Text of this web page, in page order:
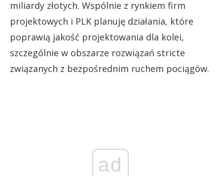
miliardy złotych. Wspólnie z rynkiem firm
projektowych i PLK planuję działania, które
poprawią jakość projektowania dla kolei,
szczególnie w obszarze rozwiązań stricte
związanych z bezpośrednim ruchem pociągów.
ad